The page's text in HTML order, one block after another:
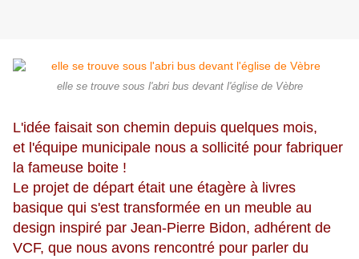
elle se trouve sous l'abri bus devant l'église de Vèbre
L'idée faisait son chemin depuis quelques mois,
et l'équipe municipale nous a sollicité pour fabriquer
la fameuse boite !
Le projet de départ était une étagère à livres
basique qui s'est transformée en un meuble au
design inspiré par Jean-Pierre Bidon, adhérent de
VCF, que nous avons rencontré pour parler du